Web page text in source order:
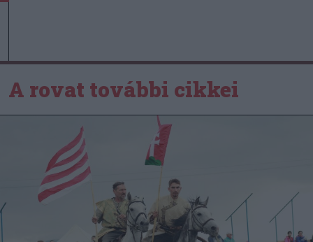
A rovat további cikkei